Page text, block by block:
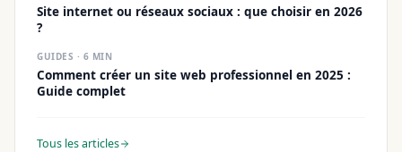
Site internet ou réseaux sociaux : que choisir en 2026
?
GUIDES · 6 MIN
Comment créer un site web professionnel en 2025 :
Guide complet
Tous les articles